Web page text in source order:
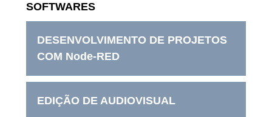
SOFTWARES
DESENVOLVIMENTO DE PROJETOS
COM Node-RED
EDIÇÃO DE AUDIOVISUAL